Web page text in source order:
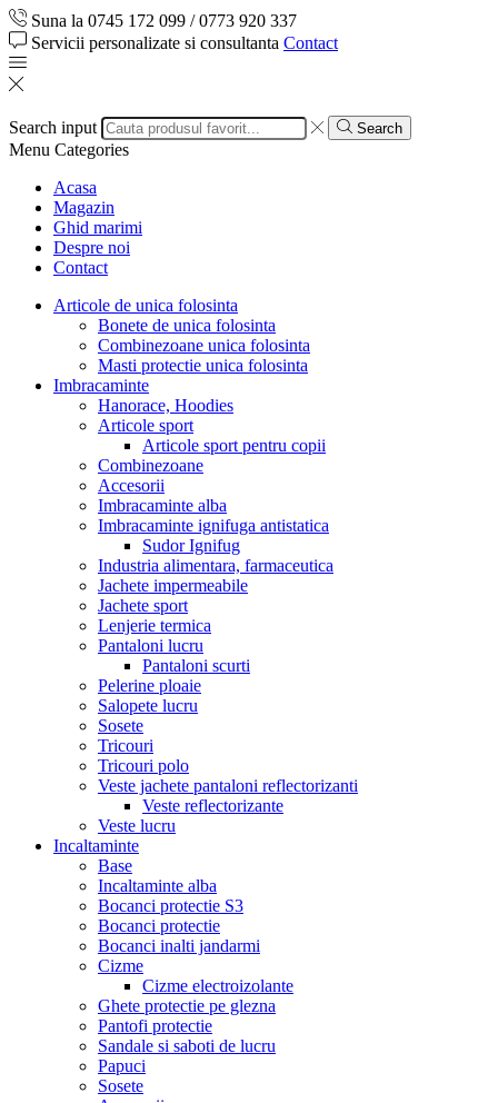
Suna la 0745 172 099 / 0773 920 337
Servicii personalizate si consultanta Contact
Search input Search
Menu Categories
Acasa
Magazin
Ghid marimi
Despre noi
Contact
Articole de unica folosinta
Bonete de unica folosinta
Combinezoane unica folosinta
Masti protectie unica folosinta
Imbracaminte
Hanorace, Hoodies
Articole sport
Articole sport pentru copii
Combinezoane
Accesorii
Imbracaminte alba
Imbracaminte ignifuga antistatica
Sudor Ignifug
Industria alimentara, farmaceutica
Jachete impermeabile
Jachete sport
Lenjerie termica
Pantaloni lucru
Pantaloni scurti
Pelerine ploaie
Salopete lucru
Sosete
Tricouri
Tricouri polo
Veste jachete pantaloni reflectorizanti
Veste reflectorizante
Veste lucru
Incaltaminte
Base
Incaltaminte alba
Bocanci protectie S3
Bocanci protectie
Bocanci inalti jandarmi
Cizme
Cizme electroizolante
Ghete protectie pe glezna
Pantofi protectie
Sandale si saboti de lucru
Papuci
Sosete